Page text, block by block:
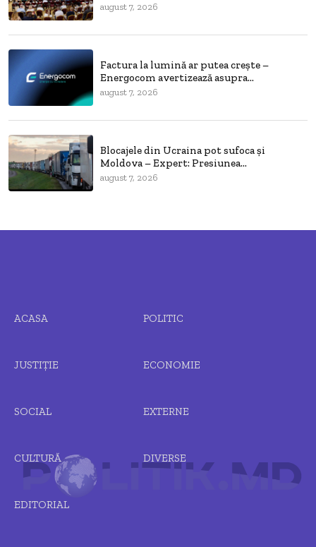
august 7, 2026
Factura la lumină ar putea crește –
Energocom avertizează asupra...
august 7, 2026
Blocajele din Ucraina pot sufoca și
Moldova – Expert: Presiunea...
august 7, 2026
ACASA POLITIC
JUSTIȚIE ECONOMIE
SOCIAL EXTERNE
CULTURĂ DIVERSE
EDITORIAL